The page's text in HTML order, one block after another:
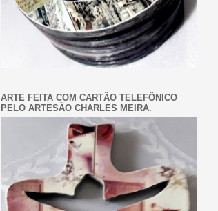
ARTE FEITA COM CARTÃO TELEFÔNICO
PELO ARTESÃO CHARLES MEIRA.